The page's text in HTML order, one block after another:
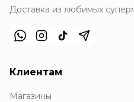
Доставка из любимых
Клиентам
Магазины